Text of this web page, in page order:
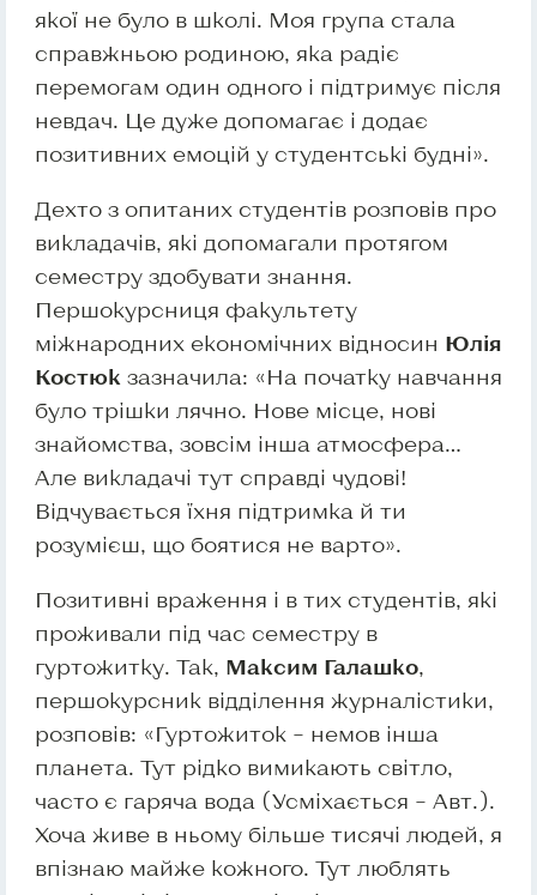
якої не було в школі. Моя група стала
справжньою родиною, яка радіє
перемогам один одного і підтримує після
невдач. Це дуже допомагає і додає
позитивних емоцій у студентські будні».
Дехто з опитаних студентів розповів про
викладачів, які допомагали протягом
семестру здобувати знання.
Першокурсниця факультету
міжнародних економічних відносин Юлія
Костюк зазначила: «На початку навчання
було трішки лячно. Нове місце, нові
знайомства, зовсім інша атмосфера…
Але викладачі тут справді чудові!
Відчувається їхня підтримка й ти
розумієш, що боятися не варто».
Позитивні враження і в тих студентів, які
проживали під час семестру в
гуртожитку. Так, Максим Галашко,
першокурсник відділення журналістики,
розповів: «Гуртожиток – немов інша
планета. Тут рідко вимикають світло,
часто є гаряча вода (Усміхається – Авт.).
Хоча живе в ньому більше тисячі людей, я
впізнаю майже кожного. Тут люблять